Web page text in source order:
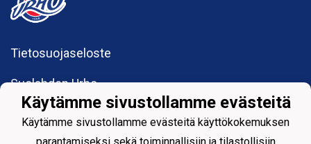
Tietosuojaseloste
Suolahden Urho
urhohockey@gmail.com
Sumiaistentie 27
44200 Suolahti
Käytämme sivustollamme evästeitä
Käytämme sivustollamme evästeitä käyttökokemuksen